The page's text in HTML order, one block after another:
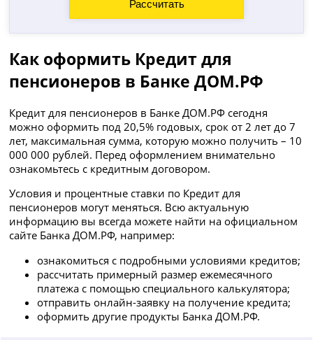
Как оформить Кредит для
пенсионеров в Банке ДОМ.РФ
Кредит для пенсионеров в Банке ДОМ.РФ сегодня
можно оформить под 20,5% годовых, срок от 2 лет до 7
лет, максимальная сумма, которую можно получить – 10
000 000 рублей. Перед оформлением внимательно
ознакомьтесь с кредитным договором.
Условия и процентные ставки по Кредит для
пенсионеров могут меняться. Всю актуальную
информацию вы всегда можете найти на официальном
сайте Банка ДОМ.РФ, например:
ознакомиться с подробными условиями кредитов;
рассчитать примерный размер ежемесячного
платежа с помощью специального калькулятора;
отправить онлайн-заявку на получение кредита;
оформить другие продукты Банка ДОМ.РФ.